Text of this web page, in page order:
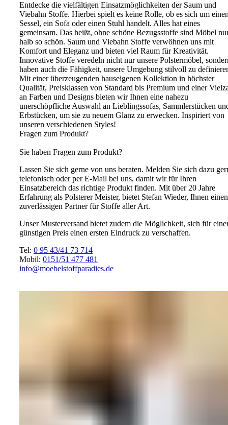
Entdecke die vielfältigen Einsatzmöglichkeiten der Saum und
Viebahn Stoffe. Hierbei spielt es keine Rolle, ob es sich um
Sessel, ein Sofa oder einen Stuhl handelt. Alles hat eines
gemeinsam. Das heißt, ohne schöne Bezugsstoffe sind Möbel
halb so schön. Saum und Viebahn Stoffe verwöhnen uns mit
Komfort und Eleganz und bieten viel Raum für Kreativität.
Innovative Stoffe veredeln nicht nur unsere Polstermöbel,
haben auch die Fähigkeit, unsere Umgebung stilvoll zu
Mit einer überzeugenden hauseigenen Kollektion in höchster
Qualität, Preisklassen von Standard bis Premium und einer
an Farben und Designs bieten wir Ihnen eine nahezu
unerschöpfliche Auswahl an Lieblingssofas, Sammlerstücken
Erbstücken, um sie zu neuem Glanz zu erwecken. Inspiriert von
unseren verschiedenen Styles!
Fragen zum Produkt?
Sie haben Fragen zum Produkt?
Lassen Sie sich gerne von uns beraten. Melden Sie sich dazu
telefonisch oder per E-Mail bei uns, damit wir für Ihren
Einsatzbereich das richtige Produkt finden. Mit über 20 Jahre
Erfahrung als Polsterer Meister, bietet Stefan Wieder, Ihnen einen
zuverlässigen Partner für Stoffe aller Art.
Unser Musterversand bietet zudem die Möglichkeit, sich für
günstigen Preis einen ersten Eindruck zu verschaffen.
Tel: 0 95 43/41 73 714
Mobil: 0151/51 477 481
info@moebelstoffparadies.de